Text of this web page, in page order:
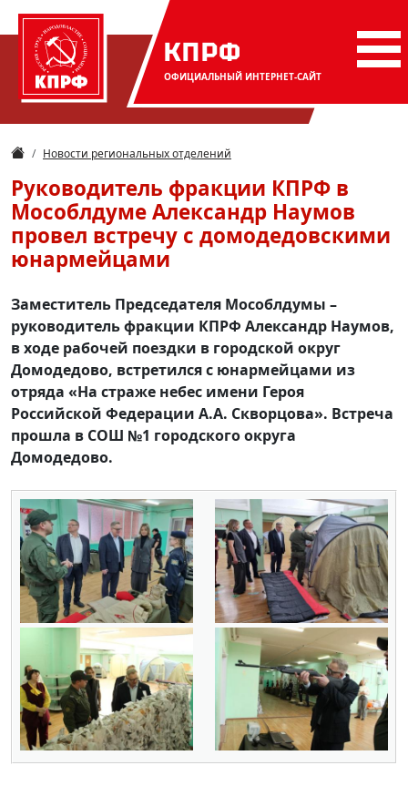
КПРФ
ОФИЦИАЛЬНЫЙ ИНТЕРНЕТ-САЙТ
Новости региональных отделений
Руководитель фракции КПРФ в
Мособлдуме Александр Наумов
провел встречу с домодедовскими
юнармейцами
Заместитель Председателя Мособлдумы –
руководитель фракции КПРФ Александр Наумов,
в ходе рабочей поездки в городской округ
Домодедово, встретился с юнармейцами из
отряда «На страже небес имени Героя
Российской Федерации А.А. Скворцова». Встреча
прошла в СОШ №1 городского округа
Домодедово.